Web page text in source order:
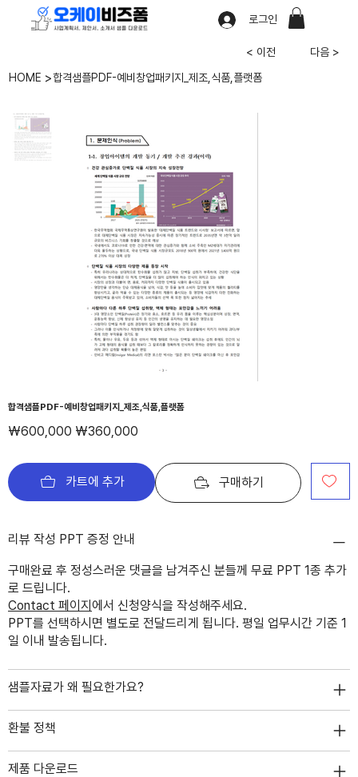
로그인
HOME >합격샘플PDF-예비창업패키지_제조,식품,플랫폼
합격샘플PDF-예비창업패키지_제조,식품,플랫폼
정
가
₩600,000 할
인
₩360,000
카트에 추가 구매하기
리뷰 작성 PPT 증정 안내
구매완료 후 정성스러운 댓글을 남겨주신 분들께 무료 PPT 1종 추가
로 드립니다.
Contact 페이지 에서 신청양식을 작성해주세요.
PPT를 선택하시면 별도로 전달드리게 됩니다. 평일 업무시간 기준 1
일 이내 발송됩니다.
샘플자료가 왜 필요한가요?
환불 정책
제품 다운로드
< 이전 다음 >